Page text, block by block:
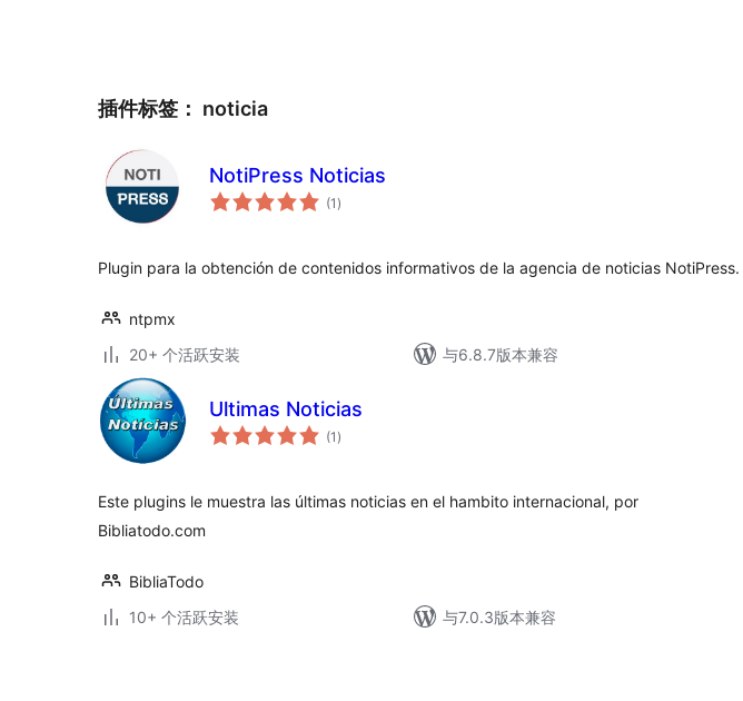
插件标签： noticia
NotiPress Noticias
(1 总
评)
Plugin para la obtención de contenidos informativos de la agencia de noticias NotiPress.
ntpmx
20+ 个活跃安装
与6.8.7版本兼容
Ultimas Noticias
(1 总
评)
Este plugins le muestra las últimas noticias en el hambito internacional, por
Bibliatodo.com
BibliaTodo
10+ 个活跃安装
与7.0.3版本兼容